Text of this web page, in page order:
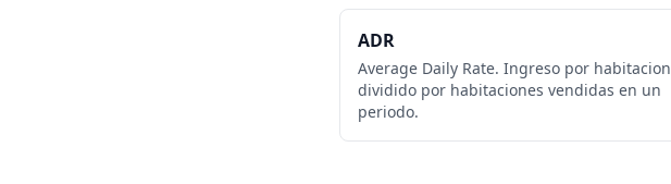
ADR
Average Daily Rate. Ingreso por habitacion
dividido por habitaciones vendidas en un
periodo.